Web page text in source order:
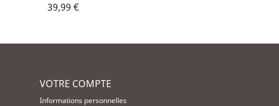
39,99 €
VOTRE COMPTE
Informations personnelles